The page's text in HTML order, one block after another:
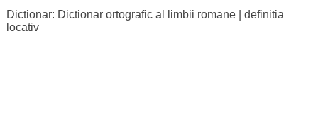
Dictionar: Dictionar ortografic al limbii romane| definitia
locativ